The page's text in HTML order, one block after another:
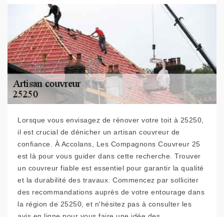
Lorsque vous envisagez de rénover votre toit à 25250,
il est crucial de dénicher un artisan couvreur de
confiance. À Accolans, Les Compagnons Couvreur 25
est là pour vous guider dans cette recherche. Trouver
un couvreur fiable est essentiel pour garantir la qualité
et la durabilité des travaux. Commencez par solliciter
des recommandations auprès de votre entourage dans
la région de 25250, et n'hésitez pas à consulter les